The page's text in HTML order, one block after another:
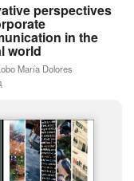
perspectives
in the
world
María Dolores